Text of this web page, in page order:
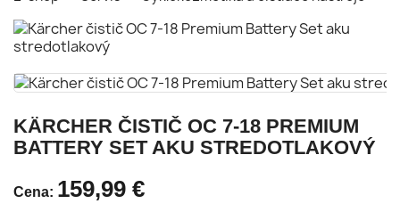
KÄRCHER ČISTIČ OC 7-18 PREMIUM
BATTERY SET AKU STREDOTLAKOVÝ
Cena: 159,99 €